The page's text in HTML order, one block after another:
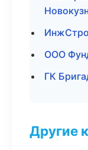
ООО
ГК
Другие